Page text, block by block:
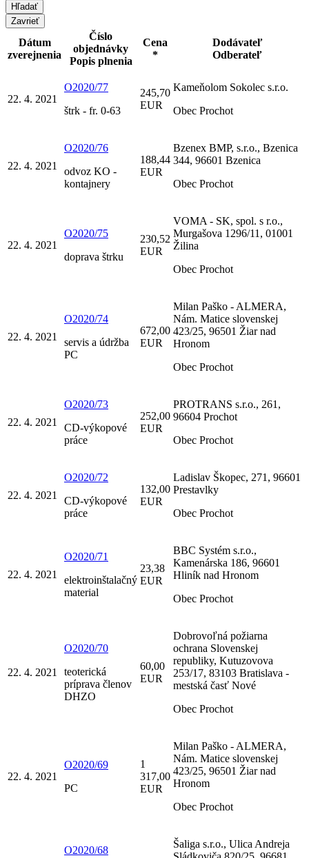
Zavrieť
Dátum
zverejnenia
Číslo
objednávky
Popis plnenia
Cena
*
Dodávateľ
Odberateľ
22. 4. 2021
O2020/77
štrk - fr. 0-63
245,70
EUR
Kameňolom Sokolec s.r.o.
Obec Prochot
22. 4. 2021
O2020/76
odvoz KO -
kontajnery
188,44
EUR
Bzenex BMP, s.r.o., Bzenica
344, 96601 Bzenica
Obec Prochot
22. 4. 2021
O2020/75
doprava štrku
230,52
EUR
VOMA - SK, spol. s r.o.,
Murgašova 1296/11, 01001
Žilina
Obec Prochot
22. 4. 2021
O2020/74
servis a údržba
PC
672,00
EUR
Milan Paško - ALMERA,
Nám. Matice slovenskej
423/25, 96501 Žiar nad
Hronom
Obec Prochot
22. 4. 2021
O2020/73
CD-výkopové
práce
252,00
EUR
PROTRANS s.r.o., 261,
96604 Prochot
Obec Prochot
22. 4. 2021
O2020/72
CD-výkopové
práce
132,00
EUR
Ladislav Škopec, 271, 96601
Prestavlky
Obec Prochot
22. 4. 2021
O2020/71
elektroinštalačný
material
23,38
EUR
BBC Systém s.r.o.,
Kamenárska 186, 96601
Hliník nad Hronom
Obec Prochot
22. 4. 2021
O2020/70
teoterická
príprava členov
DHZO
60,00
EUR
Dobrovoľná požiarna
ochrana Slovenskej
republiky, Kutuzovova
253/17, 83103 Bratislava -
mestská časť Nové
Obec Prochot
22. 4. 2021
O2020/69
PC
1
317,00
EUR
Milan Paško - ALMERA,
Nám. Matice slovenskej
423/25, 96501 Žiar nad
Hronom
Obec Prochot
O2020/68
Šaliga s.r.o., Ulica Andreja